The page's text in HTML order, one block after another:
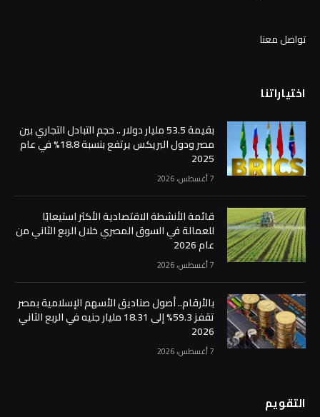
تواصل معنا
اختياراتنا
بقيمة 53.5 مليار دولار .. حجم التبادل التجاري بين
مصر ودول البريكس يرتفع بنسبة 18.8% في عام
2025
7 أغسطس، 2026
قائمة الأنشطة الاقتصادية الأكثر استيعابًا
للعمالة في السوق المصري خلال الربع الثاني من
عام 2026
7 أغسطس، 2026
بالأرقام.. أصول صناديق الأسهم الإسلامية بمصر
تقفز 59.3% إلى 18.31 مليار جنيه في الربع الثاني
2026
7 أغسطس، 2026
التقويم